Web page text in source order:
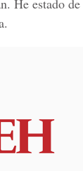
He estado